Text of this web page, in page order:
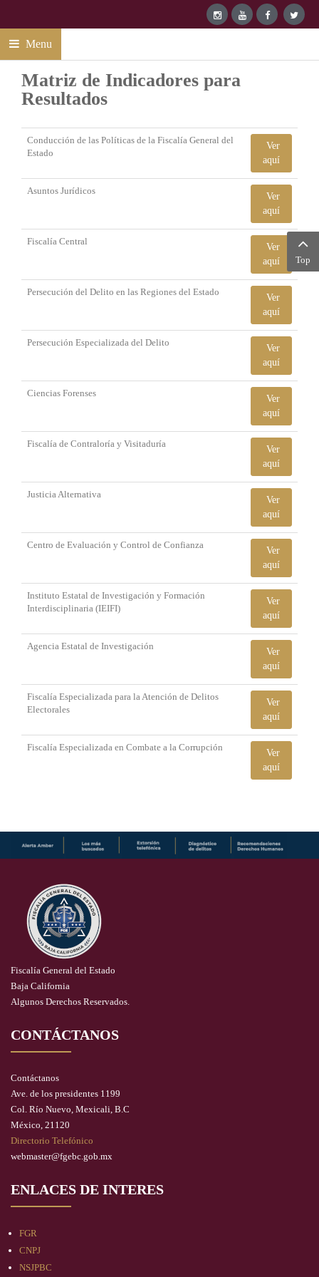
Menu
Matriz de Indicadores para
Resultados
Conducción de las Políticas de la Fiscalía General del
Estado
Ver
aquí
Asuntos Jurídicos
Ver
aquí
Fiscalía Central
Ver
aquí
Persecución del Delito en las Regiones del Estado
Ver
aquí
Persecución Especializada del Delito
Ver
aquí
Ciencias Forenses
Ver
aquí
Fiscalía de Contraloría y Visitaduría
Ver
aquí
Justicia Alternativa
Ver
aquí
Centro de Evaluación y Control de Confianza
Ver
aquí
Instituto Estatal de Investigación y Formación
Interdisciplinaria (IEIFI)
Ver
aquí
Agencia Estatal de Investigación
Ver
aquí
Fiscalía Especializada para la Atención de Delitos
Electorales
Ver
aquí
Fiscalía Especializada en Combate a la Corrupción
Ver
aquí
Fiscalía General del Estado
Baja California
Algunos Derechos Reservados.
CONTÁCTANOS
Contáctanos
Ave. de los presidentes 1199
Col. Río Nuevo, Mexicali, B.C
México, 21120
Directorio Telefónico
webmaster@fgebc.gob.mx
ENLACES DE INTERES
FGR
CNPJ
NSJPBC
Top